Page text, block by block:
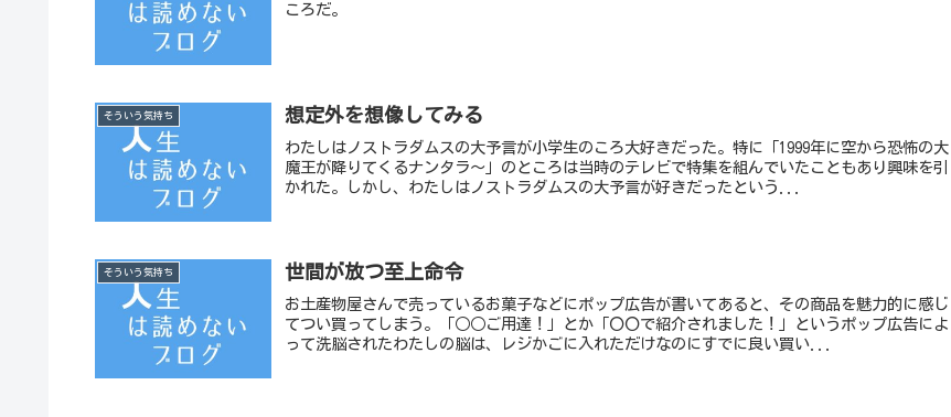
ころだ。
そういう気持ち 想定外を想像してみる
わたしはノストラダムスの大予言が小学生のころ大好きだった。特に「1999年に空から恐怖の大
魔王が降りてくるナンタラ〜」のところは当時のテレビで特集を組んでいたこともあり興味を引
かれた。しかし、わたしはノストラダムスの大予言が好きだったという...
そういう気持ち 世間が放つ至上命令
お土産物屋さんで売っているお菓子などにポップ広告が書いてあると、その商品を魅力的に感じ
てつい買ってしまう。「○○ご用達！」とか「〇〇で紹介されました！」というポップ広告によ
って洗脳されたわたしの脳は、レジかごに入れただけなのにすでに良い買い...